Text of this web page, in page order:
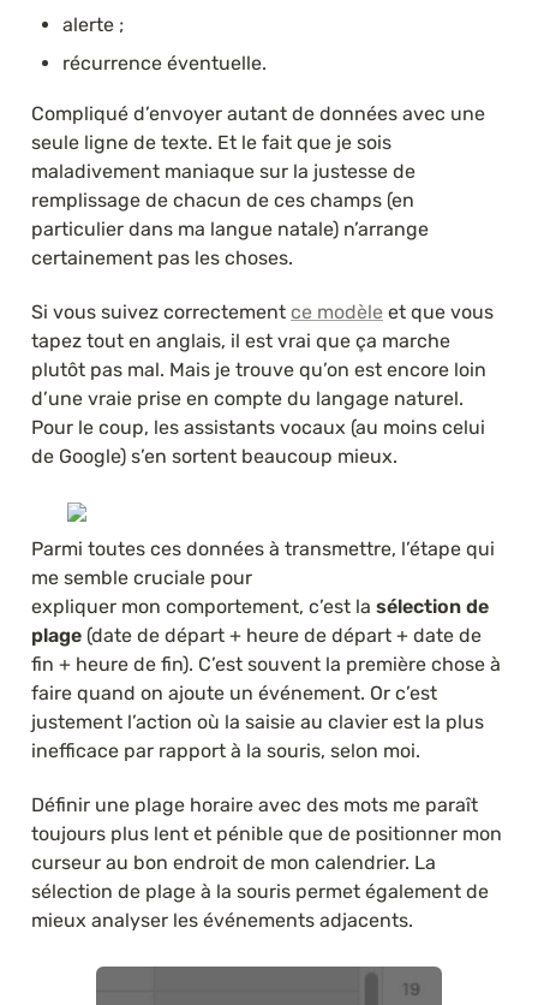
alerte ;
récurrence éventuelle.
Compliqué d’envoyer autant de données avec une
seule ligne de texte. Et le fait que je sois
maladivement maniaque sur la justesse de
remplissage de chacun de ces champs (en
particulier dans ma langue natale) n’arrange
certainement pas les choses.
Si vous suivez correctement ce modèle et que vous
tapez tout en anglais, il est vrai que ça marche
plutôt pas mal. Mais je trouve qu’on est encore loin
d’une vraie prise en compte du langage naturel.
Pour le coup, les assistants vocaux (au moins celui
de Google) s’en sortent beaucoup mieux.
Parmi toutes ces données à transmettre, l’étape qui
me semble cruciale pour
expliquer mon comportement, c’est la sélection de
plage (date de départ + heure de départ + date de
fin + heure de fin). C’est souvent la première chose à
faire quand on ajoute un événement. Or c’est
justement l’action où la saisie au clavier est la plus
inefficace par rapport à la souris, selon moi.
Définir une plage horaire avec des mots me paraît
toujours plus lent et pénible que de positionner mon
curseur au bon endroit de mon calendrier. La
sélection de plage à la souris permet également de
mieux analyser les événements adjacents.